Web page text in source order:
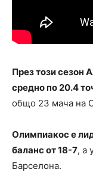
През този сезон
средно по 20.4
общо 23 мача на
Олимпиакос е
баланс от 18-7, а
Барселона.